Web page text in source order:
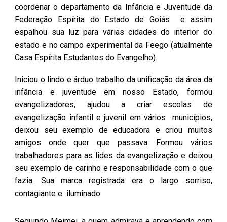
coordenar o departamento da Infância e Juventude da
Federação Espírita do Estado de Goiás e assim
espalhou sua luz para várias cidades do interior do
estado e no campo experimental da Feego (atualmente
Casa Espírita Estudantes do Evangelho).
Iniciou o lindo e árduo trabalho da unificação da área da
infância e juventude em nosso Estado, formou
evangelizadores, ajudou a criar escolas de
evangelização infantil e juvenil em vários municípios,
deixou seu exemplo de educadora e criou muitos
amigos onde quer que passava. Formou vários
trabalhadores para as lides da evangelização e deixou
seu exemplo de carinho e responsabilidade com o que
fazia. Sua marca registrada era o largo sorriso,
contagiante e iluminado.